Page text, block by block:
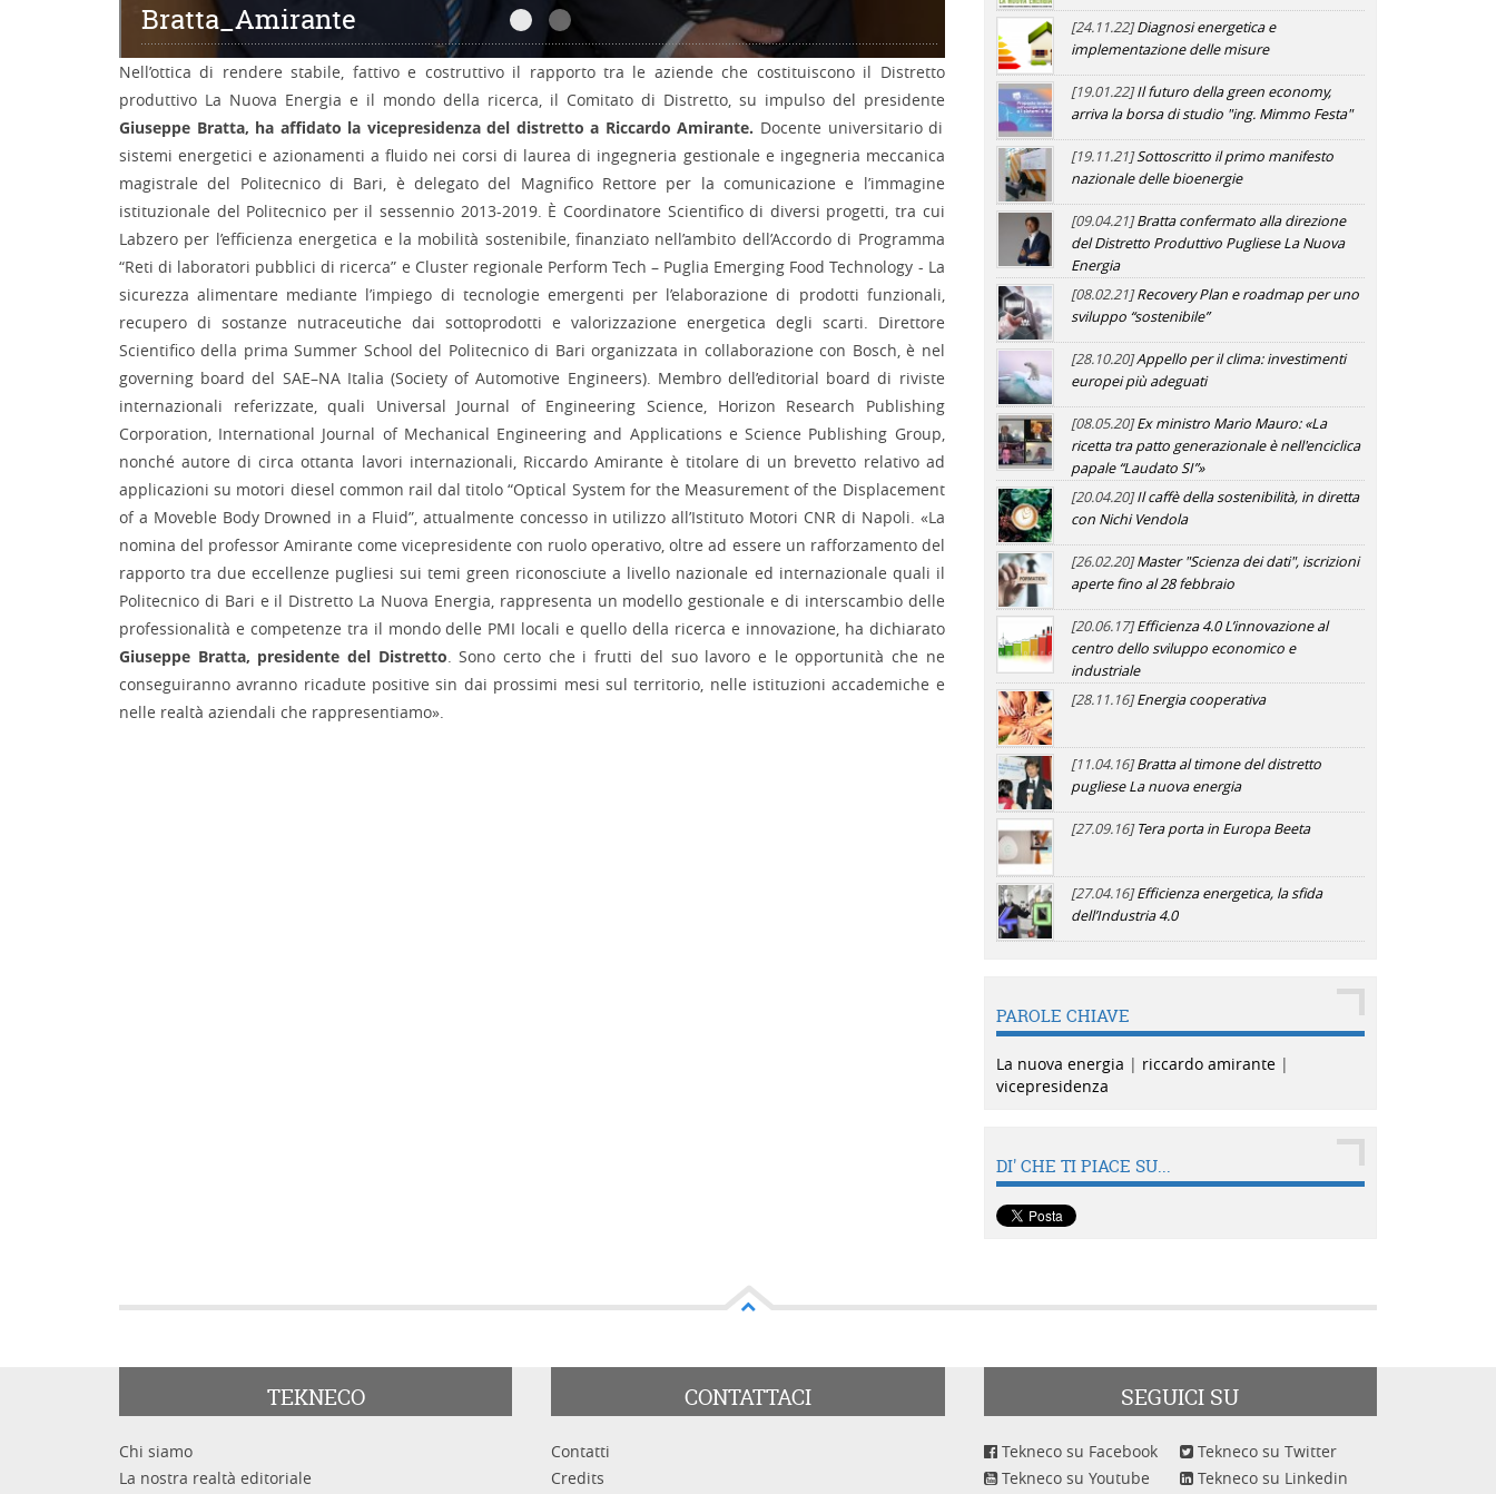
Bratta_Amirante Bratta_Amirante
Bratta_Amirante (1)
Nell’ottica di rendere stabile, fattivo e costruttivo il rapporto tra le aziende che costituiscono il Distretto
produttivo La Nuova Energia e il mondo della ricerca, il Comitato di Distretto, su impulso del presidente
Giuseppe Bratta, ha affidato la vicepresidenza del distretto a Riccardo Amirante. Docente universitario di
sistemi energetici e azionamenti a fluido nei corsi di laurea di ingegneria gestionale e ingegneria meccanica
magistrale del Politecnico di Bari, è delegato del Magnifico Rettore per la comunicazione e l’immagine
istituzionale del Politecnico per il sessennio 2013-2019. È Coordinatore Scientifico di diversi progetti, tra cui
Labzero per l’efficienza energetica e la mobilità sostenibile, finanziato nell’ambito dell’Accordo di Programma
“Reti di laboratori pubblici di ricerca” e Cluster regionale Perform Tech – Puglia Emerging Food Technology - La
sicurezza alimentare mediante l’impiego di tecnologie emergenti per l’elaborazione di prodotti funzionali,
recupero di sostanze nutraceutiche dai sottoprodotti e valorizzazione energetica degli scarti. Direttore
Scientifico della prima Summer School del Politecnico di Bari organizzata in collaborazione con Bosch, è nel
governing board del SAE–NA Italia (Society of Automotive Engineers). Membro dell’editorial board di riviste
internazionali referizzate, quali Universal Journal of Engineering Science, Horizon Research Publishing
Corporation, International Journal of Mechanical Engineering and Applications e Science Publishing Group,
nonché autore di circa ottanta lavori internazionali, Riccardo Amirante è titolare di un brevetto relativo ad
applicazioni su motori diesel common rail dal titolo “Optical System for the Measurement of the Displacement
of a Moveble Body Drowned in a Fluid”, attualmente concesso in utilizzo all’Istituto Motori CNR di Napoli. «La
nomina del professor Amirante come vicepresidente con ruolo operativo, oltre ad essere un rafforzamento del
rapporto tra due eccellenze pugliesi sui temi green riconosciute a livello nazionale ed internazionale quali il
Politecnico di Bari e il Distretto La Nuova Energia, rappresenta un modello gestionale e di interscambio delle
professionalità e competenze tra il mondo delle PMI locali e quello della ricerca e innovazione, ha dichiarato
Giuseppe Bratta, presidente del Distretto. Sono certo che i frutti del suo lavoro e le opportunità che ne
conseguiranno avranno ricadute positive sin dai prossimi mesi sul territorio, nelle istituzioni accademiche e
nelle realtà aziendali che rappresentiamo».
[24.11.22]Diagnosi energetica e
implementazione delle misure
[19.01.22]Il futuro della green economy,
arriva la borsa di studio "ing. Mimmo Festa"
[19.11.21]Sottoscritto il primo manifesto
nazionale delle bioenergie
[09.04.21]Bratta confermato alla direzione
del Distretto Produttivo Pugliese La Nuova
Energia
[08.02.21]Recovery Plan e roadmap per uno
sviluppo “sostenibile”
[28.10.20]Appello per il clima: investimenti
europei più adeguati
[08.05.20]Ex ministro Mario Mauro: «La
ricetta tra patto generazionale è nell'enciclica
papale “Laudato SI”»
[20.04.20]Il caffè della sostenibilità, in diretta
con Nichi Vendola
[26.02.20]Master "Scienza dei dati", iscrizioni
aperte fino al 28 febbraio
[20.06.17]Efficienza 4.0 L’innovazione al
centro dello sviluppo economico e
industriale
[28.11.16]Energia cooperativa
[11.04.16]Bratta al timone del distretto
pugliese La nuova energia
[27.09.16]Tera porta in Europa Beeta
[27.04.16]Efficienza energetica, la sfida
dell’Industria 4.0
PAROLE CHIAVE
La nuova energia | riccardo amirante|
vicepresidenza
DI' CHE TI PIACE SU...
TEKNECO
Chi siamo
La nostra realtà editoriale
CONTATTACI
Contatti
Credits
SEGUICI SU
Tekneco su Facebook
Tekneco su Twitter
Tekneco su Youtube
Tekneco su Linkedin